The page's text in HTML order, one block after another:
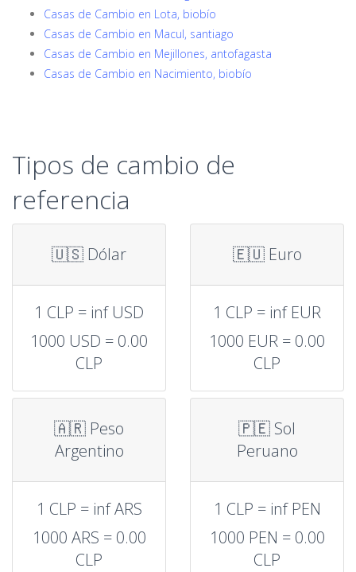
Casas de Cambio en Lota, biobío
Casas de Cambio en Macul, santiago
Casas de Cambio en Mejillones, antofagasta
Casas de Cambio en Nacimiento, biobío
Tipos de cambio de
referencia
🇺🇸 Dólar
1 CLP = inf USD
1000 USD = 0.00
CLP
🇪🇺 Euro
1 CLP = inf EUR
1000 EUR = 0.00
CLP
🇦🇷 Peso
Argentino
1 CLP = inf ARS
1000 ARS = 0.00
CLP
🇵🇪 Sol
Peruano
1 CLP = inf PEN
1000 PEN = 0.00
CLP